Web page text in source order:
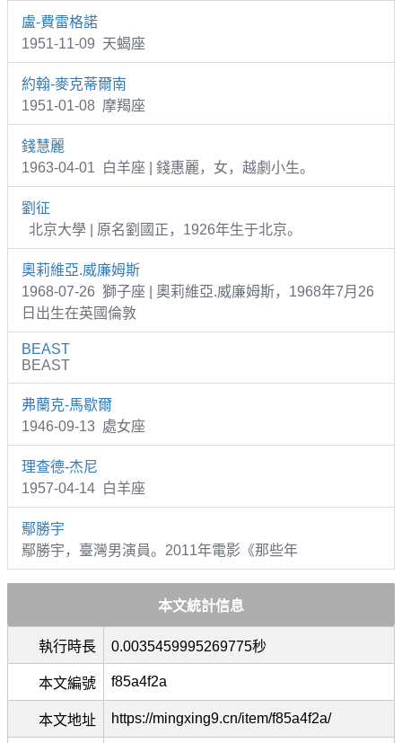
盧-費雷格諾
1951-11-09 天蝎座
約翰-麥克蒂爾南
1951-01-08 摩羯座
錢慧麗
1963-04-01 白羊座 | 錢惠麗，女，越劇小生。
劉征
北京大學 | 原名劉國正，1926年生于北京。
奧莉維亞.威廉姆斯
1968-07-26 獅子座 | 奧莉維亞.威廉姆斯，1968年7月26
日出生在英國倫敦
BEAST
BEAST
弗蘭克-馬歇爾
1946-09-13 處女座
理查德-杰尼
1957-04-14 白羊座
鄢勝宇
鄢勝宇，臺灣男演員。2011年電影《那些年
本文統計信息
執行時長 0.0035459995269775秒
本文編號 f85a4f2a
本文地址 https://mingxing9.cn/item/f85a4f2a/